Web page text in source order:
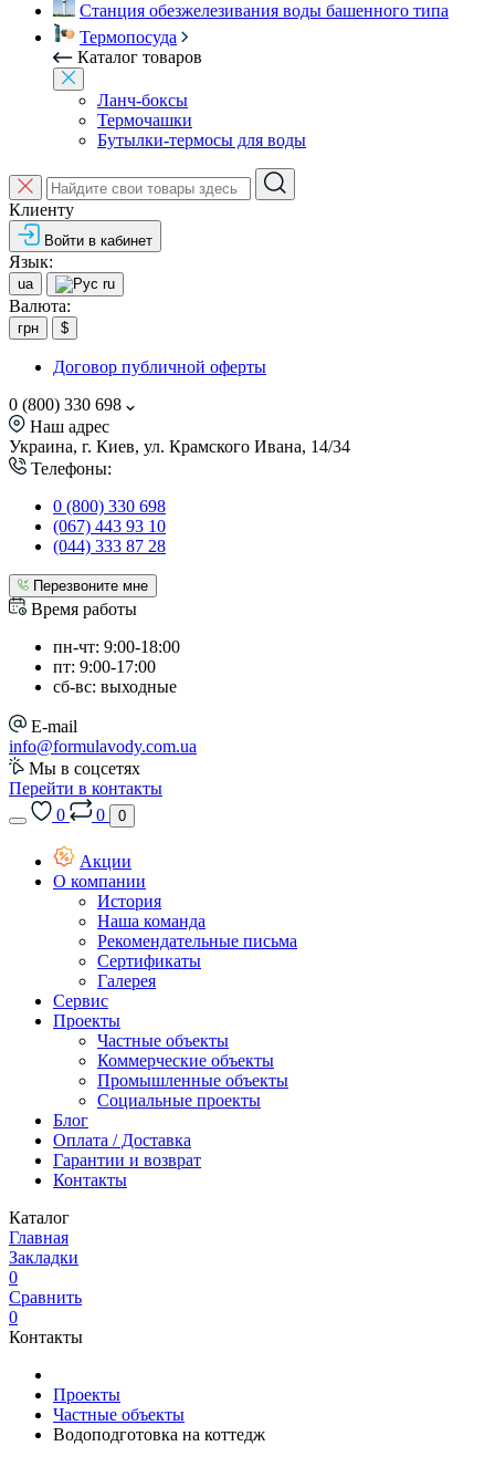
Станция обезжелезивания воды башенного типа
Термопосуда
Каталог товаров
Ланч-боксы
Термочашки
Бутылки-термосы для воды
Клиенту
Войти в кабинет
Язык:
ua ru
Валюта:
грн $
Договор публичной оферты
0 (800) 330 698
Наш адрес
Украина, г. Киев, ул. Крамского Ивана, 14/34
Телефоны:
0 (800) 330 698
(067) 443 93 10
(044) 333 87 28
Перезвоните мне
Время работы
пн-чт: 9:00-18:00
пт: 9:00-17:00
сб-вс: выходные
E-mail
info@formulavody.com.ua
Мы в соцсетях
Перейти в контакты
0
0 0
Акции
О компании
История
Наша команда
Рекомендательные письма
Сертификаты
Галерея
Сервис
Проекты
Частные объекты
Коммерческие объекты
Промышленные объекты
Социальные проекты
Блог
Оплата / Доставка
Гарантии и возврат
Контакты
Каталог
Главная
Закладки
0
Сравнить
0
Контакты
Проекты
Частные объекты
Водоподготовка на коттедж